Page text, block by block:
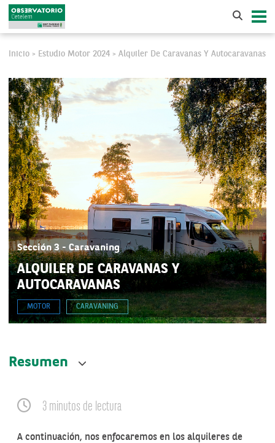
Inicio > Estudio Motor 2024 > Alquiler De Caravanas Y Autocaravanas
Sección 3 - Caravaning
ALQUILER DE CARAVANAS Y
AUTOCARAVANAS
MOTOR CARAVANING
3 minutos de lectura
A continuación, nos enfocaremos en los alquileres de
Resumen